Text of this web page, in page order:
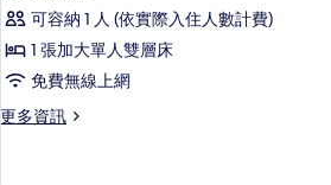
Room)
的
所
有
in
6-
Bed
Mixed
Dormitory
Room)
宿
舍
(Bed
in
可容納 1 人 (依實際入住人數計費)
1 張加大單人雙層床
免費無線上網
更多資訊
更